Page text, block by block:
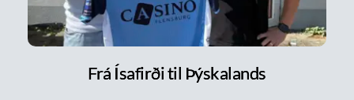
Frá Ísafirði til Þýskalands